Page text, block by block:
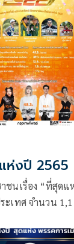
ห่งปี 2565
ชนเรื่อง “ที่สุดแ
เทศ จำนวน